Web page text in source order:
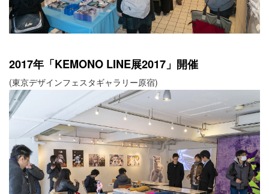
2017年「KEMONO LINE展2017」開催
(東京デザインフェスタギャラリー原宿)